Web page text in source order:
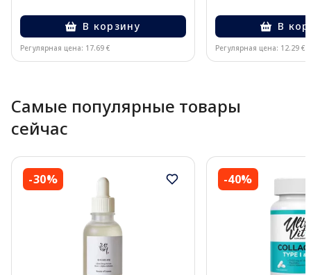
В корзину
Регулярная цена: 17.69 €
В
Регулярная цена: 12.29 €
Самые популярные товары
сейчас
-30% -40%